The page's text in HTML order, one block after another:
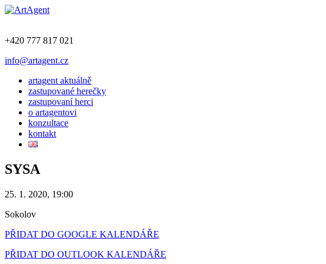
+420 777 817 021
info@artagent.cz
artagent aktuálně
zastupované herečky
zastupovaní herci
o artagentovi
konzultace
kontakt
SYSA
25. 1. 2020, 19:00
Sokolov
PŘIDAT DO GOOGLE KALENDÁŘE
PŘIDAT DO OUTLOOK KALENDÁŘE